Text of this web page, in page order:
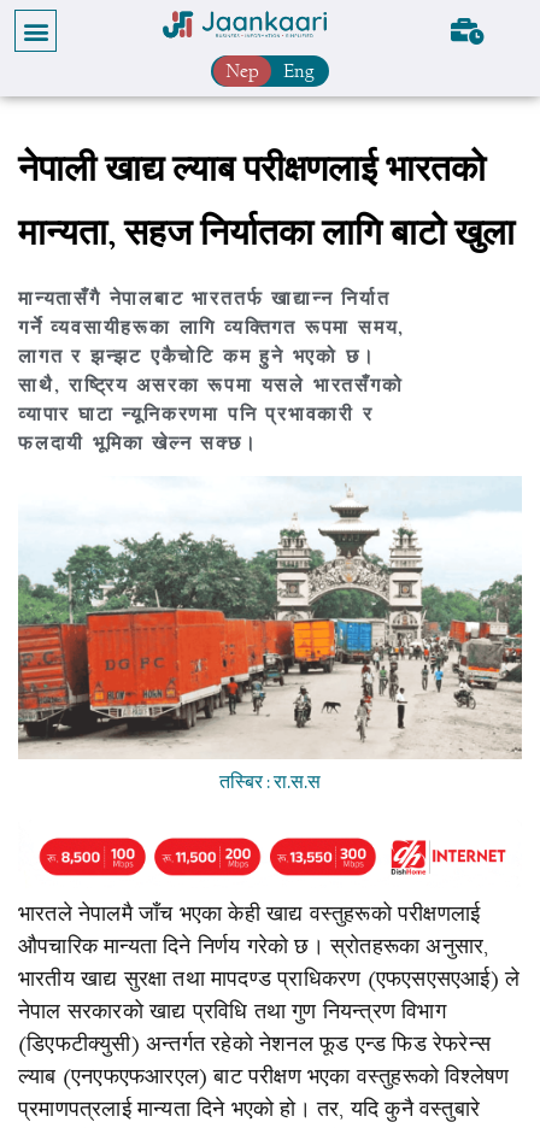
Nep Eng
नेपाली खाद्य ल्याब परीक्षणलाई भारतको
मान्यता, सहज निर्यातका लागि बाटो खुला
मान्यतासँगै नेपालबाट भारततर्फ खाद्यान्न निर्यात
गर्ने व्यवसायीहरूका लागि व्यक्तिगत रूपमा समय,
लागत र झन्झट एकैचोटि कम हुने भएको छ।
साथै, राष्ट्रिय असरका रूपमा यसले भारतसँगको
व्यापार घाटा न्यूनिकरणमा पनि प्रभावकारी र
फलदायी भूमिका खेल्न सक्छ।
तस्बिर : रा.स.स
भारतले नेपालमै जाँच भएका केही खाद्य वस्तुहरूको परीक्षणलाई
औपचारिक मान्यता दिने निर्णय गरेको छ। स्रोतहरूका अनुसार,
भारतीय खाद्य सुरक्षा तथा मापदण्ड प्राधिकरण(एफएसएसएआई)ले
नेपाल सरकारको खाद्य प्रविधि तथा गुण नियन्त्रण विभाग
(डिएफटीक्युसी)अन्तर्गत रहेको नेशनल फूड एन्ड फिड रेफरेन्स
ल्याब (एनएफएफआरएल)बाट परीक्षण भएका वस्तुहरूको विश्लेषण
प्रमाणपत्रलाई मान्यता दिने भएको हो। तर, यदि कुनै वस्तुबारे